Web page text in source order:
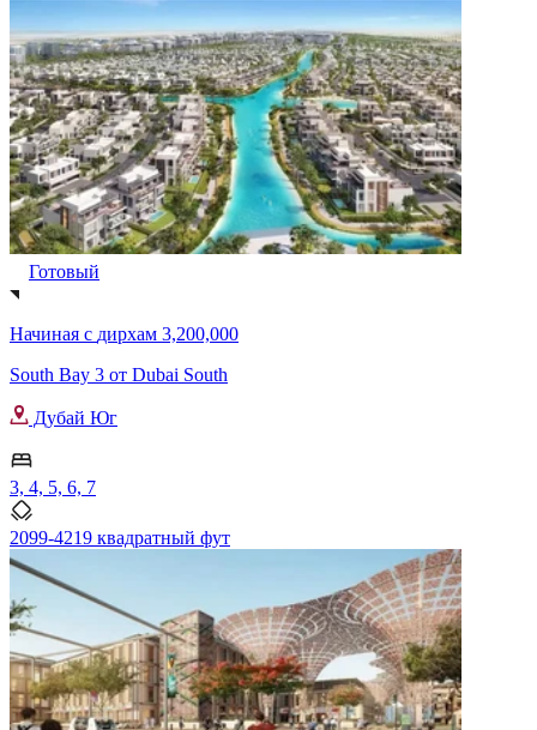
Готовый
Начиная с дирхам 3,200,000
South Bay 3 от Dubai South
Дубай Юг
3, 4, 5, 6, 7
2099-4219 квадратный фут